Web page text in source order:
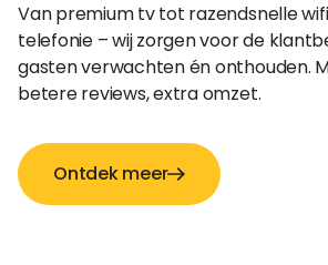
Van premium tv tot razendsnelle
telefonie – wij zorgen voor de
gasten verwachten én onthouden.
betere reviews, extra omzet.
Ontdek meer